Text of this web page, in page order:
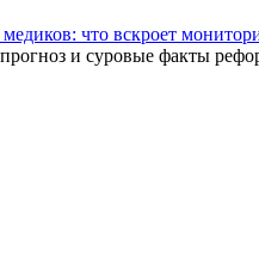
медиков: что вскроет
и суровые факты